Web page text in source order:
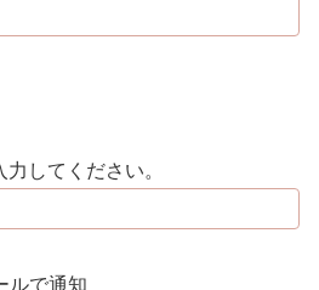
力してください。
ルで通知